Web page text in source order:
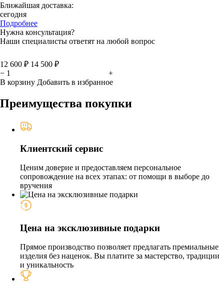
Ближайшая доставка:
сегодня
Подробнее
Нужна консультация?
Наши специалисты ответят на любой вопрос
12 600 ₽ 14 500 ₽
−
+
В корзину Добавить в избранное
Преимущества покупки
Клиентский сервис
Ценим доверие и предоставляем персональное
сопровождение на всех этапах: от помощи в выборе до
вручения
Цена на эксклюзивные подарки
Прямое производство позволяет предлагать премиальные
изделия без наценок. Вы платите за мастерство, традиции
и уникальность